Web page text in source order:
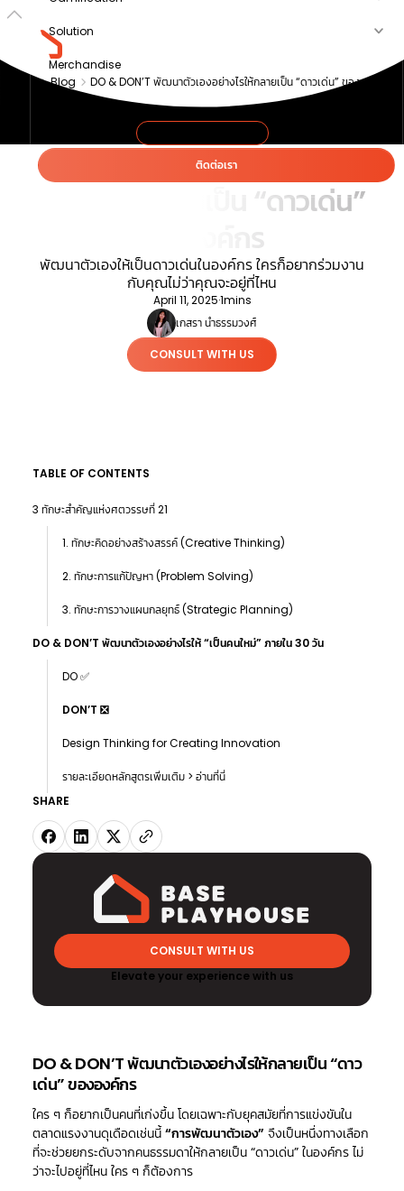
Solution
Merchandise
ติดต่อเรา
Blog
DO & DON’T พัฒนาตัวเองอย่างไรให้กลายเป็น “ดาวเด่น” ของ
องค์กร
DO & DON’T พัฒนาตัวเอง
อย่างไรให้กลายเป็น “ดาวเด่น”
ขององค์กร
พัฒนาตัวเองให้เป็นดาวเด่นในองค์กร ใครก็อยากร่วมงาน
กับคุณไม่ว่าคุณจะอยู่ที่ไหน
April 11, 2025·1mins
เกสรา นำธรรมวงศ์
CONSULT WITH US
TABLE OF CONTENTS
3 ทักษะสำคัญแห่งศตวรรษที่ 21
1. ทักษะคิดอย่างสร้างสรรค์ (Creative Thinking)
2. ทักษะการแก้ปัญหา (Problem Solving)
3. ทักษะการวางแผนกลยุทธ์ (Strategic Planning)
DO & DON’T พัฒนาตัวเองอย่างไรให้ “เป็นคนใหม่” ภายใน 30 วัน
DO ✅
DON’T ❎
Design Thinking for Creating Innovation
รายละเอียดหลักสูตรเพิ่มเติม > อ่านที่นี่
SHARE
CONSULT WITH US
Elevate your experience with us
DO & DON’T พัฒนาตัวเองอย่างไรให้กลายเป็น “ดาว
เด่น” ขององค์กร
ใคร ๆ ก็อยากเป็นคนที่เก่งขึ้น โดยเฉพาะกับยุคสมัยที่การแข่งขันใน
ตลาดแรงงานดุเดือดเช่นนี้ “การพัฒนาตัวเอง” จึงเป็นหนึ่งทางเลือก
ที่จะช่วยยกระดับจากคนธรรมดาให้กลายเป็น “ดาวเด่น” ในองค์กร ไม่
ว่าจะไปอยู่ที่ไหน ใคร ๆ ก็ต้องการ